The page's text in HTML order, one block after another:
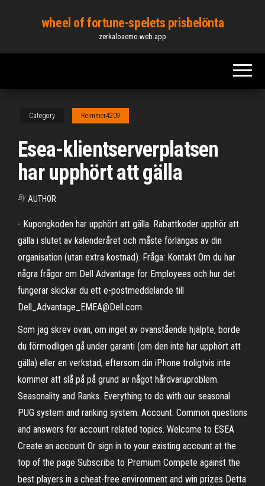
content
wheel of fortune-spelets prisbelönta
zerkaloaemo.web.app
Category Reimmer4209
Esea-klientserverplatsen
har upphört att gälla
By AUTHOR
- Kupongkoden har upphört att gälla. Rabattkoder upphör att
gälla i slutet av kalenderåret och måste förlängas av din
organisation (utan extra kostnad). Fråga: Kontakt Om du har
några frågor om Dell Advantage for Employees och hur det
fungerar skickar du ett e-postmeddelande till
Dell_Advantage_EMEA@Dell.com.
Som jag skrev ovan, om inget av ovanstående hjälpte, borde
du förmodligen gå under garanti (om den inte har upphört att
gälla) eller en verkstad, eftersom din iPhone troligtvis inte
kommer att slå på på grund av något hårdvaruproblem.
Seasonality and Ranks. Everything to do with our seasonal
PUG system and ranking system. Account. Common questions
and answers for account related topics. Welcome to ESEA
Create an account Or sign in to your existing account at the
top of the page Subscribe to Premium Compete against the
best players in a cheat-free environment and win prizes Detta